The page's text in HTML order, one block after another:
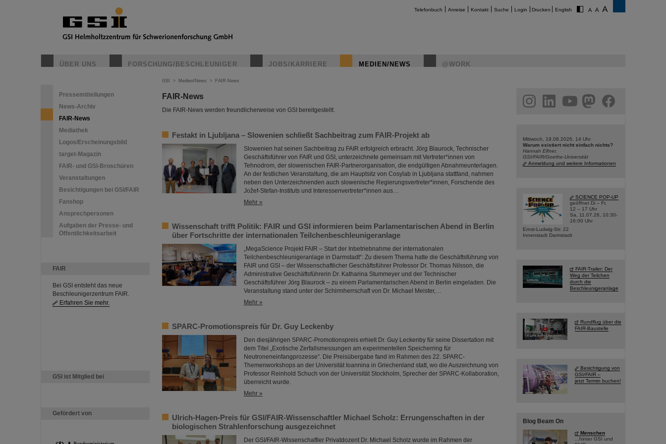
Telefonbuch Anreise Kontakt Suche Login Drucken English
ÜBER UNS FORSCHUNG/BESCHLEUNIGER JOBS/KARRIERE MEDIEN/NEWS @WORK
Pressemitteilungen
News-Archiv
FAIR-News
Mediathek
Logos/Erscheinungsbild
target-Magazin
FAIR- und GSI-Broschüren
Veranstaltungen
Besichtigungen bei GSI/FAIR
Fanshop
Ansprechpersonen
Aufgaben der Presse- und
Öffentlichkeitsarbeit
FAIR
Bei GSI entsteht das neue
Beschleunigerzentrum FAIR.
Erfahren Sie mehr.
GSI ist Mitglied bei
Gefördert von
GSI > Medien/News > FAIR-News
FAIR-News
Die FAIR-News werden freundlicherweise von GSI bereitgestellt.
Festakt in Ljubljana – Slowenien schließt Sachbeitrag zum FAIR-Projekt ab
Slowenien hat seinen Sachbeitrag zu FAIR erfolgreich erbracht. Jörg Blaurock, Technischer
Geschäftsführer von FAIR und GSI, unterzeichnete gemeinsam mit Vertreter*innen von
Tehnodrom, der slowenischen FAIR-Partnerorganisation, die endgültigen Abnahmeunterlagen.
An der festlichen Veranstaltung, die am Hauptsitz von Cosylab in Ljubljana stattfand, nahmen
neben den Unterzeichnenden auch slowenische Regierungsvertreter*innen, Forschende des
Jožef-Stefan-Instituts und Interessenvertreter*innen aus…
Mehr »
Wissenschaft trifft Politik: FAIR und GSI informieren beim Parlamentarischen Abend in Berlin
über Fortschritte der internationalen Teilchenbeschleunigeranlage
„MegaScience Projekt FAIR – Start der Inbetriebnahme der internationalen
Teilchenbeschleunigeranlage in Darmstadt“: Zu diesem Thema hatte die Geschäftsführung von
FAIR und GSI – der Wissenschaftlicher Geschäftsführer Professor Dr. Thomas Nilsson, die
Administrative Geschäftsführerin Dr. Katharina Stummeyer und der Technischer
Geschäftsführer Jörg Blaurock – zu einem Parlamentarischen Abend in Berlin eingeladen. Die
Veranstaltung stand unter der Schirmherrschaft von Dr. Michael Meister,…
Mehr »
SPARC-Promotionspreis für Dr. Guy Leckenby
Den diesjährigen SPARC-Promotionspreis erhielt Dr. Guy Leckenby für seine Dissertation mit
dem Titel „Exotische Zerfallsmessungen am experimentellen Speicherring für
Neutroneneinfangprozesse”. Die Preisübergabe fand im Rahmen des 22. SPARC-
Themenworkshops an der Universität Ioannina in Griechenland statt, wo die Auszeichnung von
Professor Reinhold Schuch von der Universität Stockholm, Sprecher der SPARC-Kollaboration,
überreicht wurde.
Mehr »
Ulrich-Hagen-Preis für GSI/FAIR-Wissenschaftler Michael Scholz: Errungenschaften in der
biologischen Strahlenforschung ausgezeichnet
Der GSI/FAIR-Wissenschaftler Privatdozent Dr. Michael Scholz wurde im Rahmen der
facebook
Mittwoch, 19.08.2026, 14 Uhr
Warum existiert nicht einfach nichts?
Hannah Elfner,
GSI/FAIR/Goethe-Universität
Anmeldung und weitere Informationen
SCIENCE POP-UP
geöffnet Di – Fr,
12 – 17 Uhr
Sa, 11.07.26, 10:30-
16:00 Uhr
Ernst-Ludwig-Str. 22
Innenstadt Darmstadt
FAIR-Trailer: Der
Weg der Teilchen
durch die
Beschleunigeranlage
Rundflug über die
FAIR-Baustelle
Besichtigung von
GSI/FAIR –
jetzt Termin buchen!
Blog Beam On
Menschen
...hinter GSI und